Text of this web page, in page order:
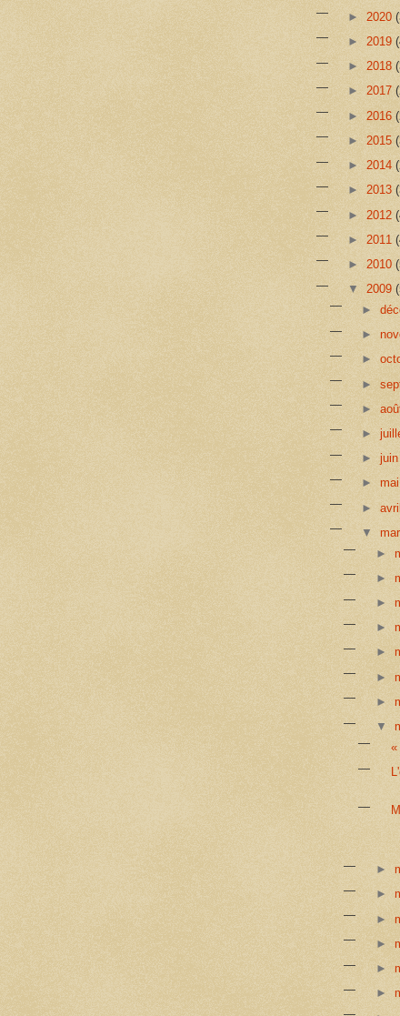
► 2020
► 2019
► 2018
► 2017
► 2016
► 2015
► 2014
► 2013
► 2012
► 2011
► 2010
▼ 2009
►
►
►
►
►
►
►
►
►
▼
►
►
►
►
►
►
►
▼
«
►
►
►
►
►
►